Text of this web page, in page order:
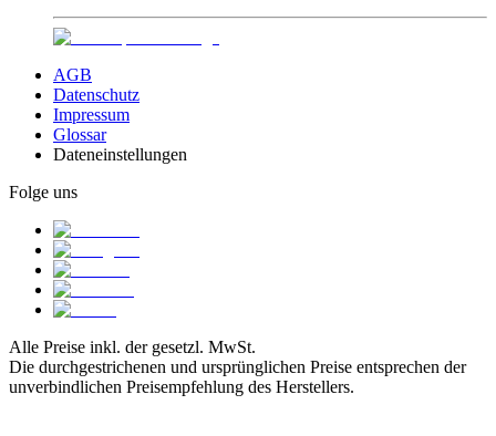
AGB
Datenschutz
Impressum
Glossar
Dateneinstellungen
Folge uns
Alle Preise inkl. der gesetzl. MwSt.
Die durchgestrichenen und ursprünglichen Preise entsprechen der
unverbindlichen Preisempfehlung des Herstellers.